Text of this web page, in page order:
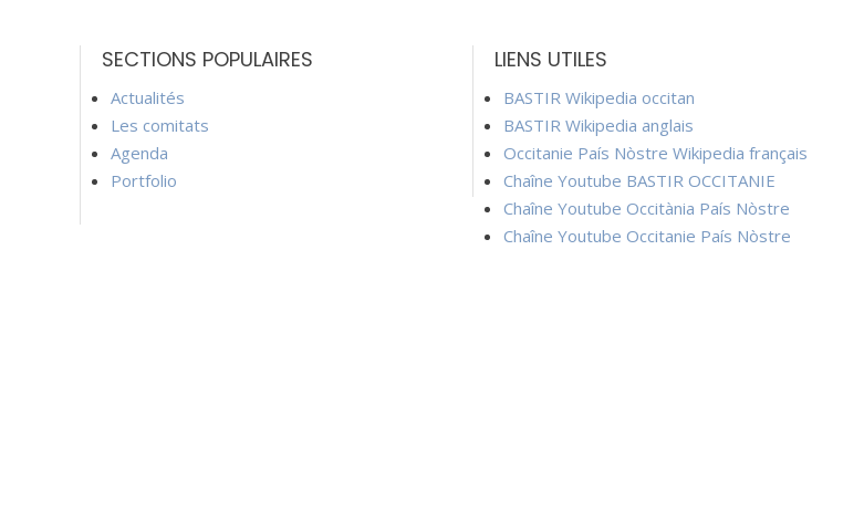
SECTIONS POPULAIRES
Actualités
Les comitats
Agenda
Portfolio
LIENS UTILES
BASTIR Wikipedia occitan
BASTIR Wikipedia anglais
Occitanie País Nòstre Wikipedia français
Chaîne Youtube BASTIR OCCITANIE
Chaîne Youtube Occitània País Nòstre
Chaîne Youtube Occitanie País Nòstre